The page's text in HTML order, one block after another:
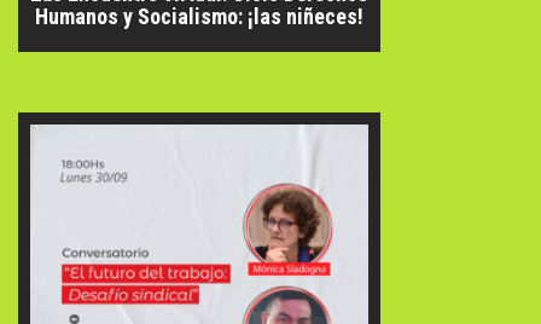
Humanos y Socialismo: ¡las niñeces!